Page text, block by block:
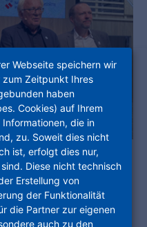
Dr. Constantin Westphal,
Geschäftsführung), Prof.
Bitzer (NHW Leiter
Webseite speichern wir
Zeitpunkt Ihres
haben
Cookies) auf Ihrem
die in
zu. Soweit dies nicht
ist, erfolgt dies nur,
Diese nicht technisch
Erstellung von
der Funktionalität
die Partner zur eigenen
auch zu den